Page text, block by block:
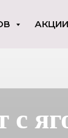
АКЦИИ
с